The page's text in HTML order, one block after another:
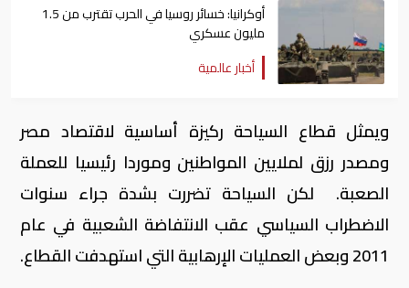
أوكرانيا: خسائر روسيا في الحرب تقترب من 1.5
مليون عسكري
أخبار عالمية
ويمثل قطاع السياحة ركيزة أساسية لاقتصاد مصر
ومصدر رزق لملايين المواطنين وموردا رئيسيا للعملة
الصعبة. لكن السياحة تضررت بشدة جراء سنوات
الاضطراب السياسي عقب الانتفاضة الشعبية في عام
2011 وبعض العمليات الإرهابية التي استهدفت القطاع.